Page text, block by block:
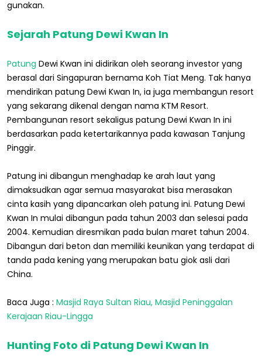
gunakan.
Sejarah Patung Dewi Kwan In
Patung Dewi Kwan ini didirikan oleh seorang investor yang
berasal dari Singapuran bernama Koh Tiat Meng. Tak hanya
mendirikan patung Dewi Kwan In, ia juga membangun resort
yang sekarang dikenal dengan nama KTM Resort.
Pembangunan resort sekaligus patung Dewi Kwan In ini
berdasarkan pada ketertarikannya pada kawasan Tanjung
Pinggir.
Patung ini dibangun menghadap ke arah laut yang
dimaksudkan agar semua masyarakat bisa merasakan
cinta kasih yang dipancarkan oleh patung ini. Patung Dewi
Kwan In mulai dibangun pada tahun 2003 dan selesai pada
2004. Kemudian diresmikan pada bulan maret tahun 2004.
Dibangun dari beton dan memiliki keunikan yang terdapat di
tanda pada kening yang merupakan batu giok asli dari
China.
Baca Juga : Masjid Raya Sultan Riau, Masjid Peninggalan
Kerajaan Riau-Lingga
Hunting Foto di Patung Dewi Kwan In